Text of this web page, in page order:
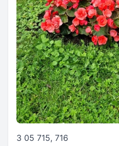
3 05 715, 716